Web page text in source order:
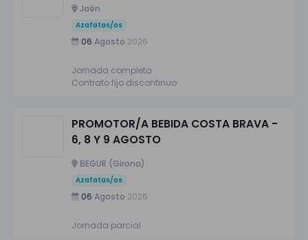
Jaén
Azafatas/os
06 Agosto 2026
Jornada completa
Contrato fijo discontinuo
PROMOTOR/A BEBIDA COSTA BRAVA -
6, 8 Y 9 AGOSTO
BEGUR (Girona)
Azafatas/os
06 Agosto 2026
Jornada parcial